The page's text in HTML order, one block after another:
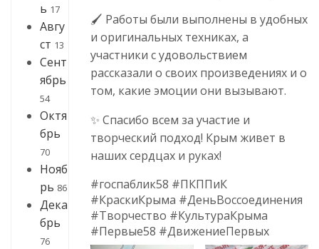
ь 17
Авгу
ст 13
Сент
ябрь
54
Октя
брь
70
Нояб
рь 86
Дека
брь
76
🖌️ Работы были выполнены в удобных
и оригинальных техниках, а
участники с удовольствием
рассказали о своих произведениях и о
том, какие эмоции они вызывают.
✨ Спасибо всем за участие и
творческий подход! Крым живет в
наших сердцах и руках!
#госпаблик58 #ПКППиК
#КраскиКрыма #ДеньВоссоединения
#Творчество #КультураКрыма
#Первые58 #ДвижениеПервых